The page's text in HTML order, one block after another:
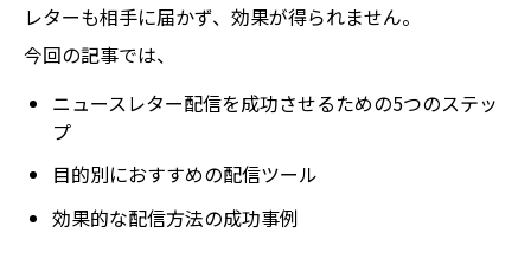
レターも相手に届かず、効果が得られません。
今回の記事では、
ニュースレター配信を成功させるための5つのステッ
プ
目的別におすすめの配信ツール
効果的な配信方法の成功事例